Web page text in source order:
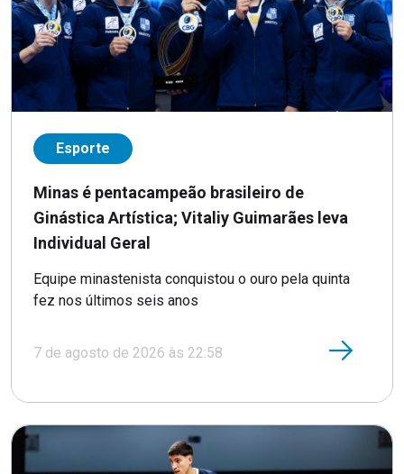
Esporte
Minas é pentacampeão brasileiro de
Ginástica Artística; Vitaliy Guimarães leva
Individual Geral
Equipe minastenista conquistou o ouro pela quinta
fez nos últimos seis anos
7 de agosto de 2026 às 22:58